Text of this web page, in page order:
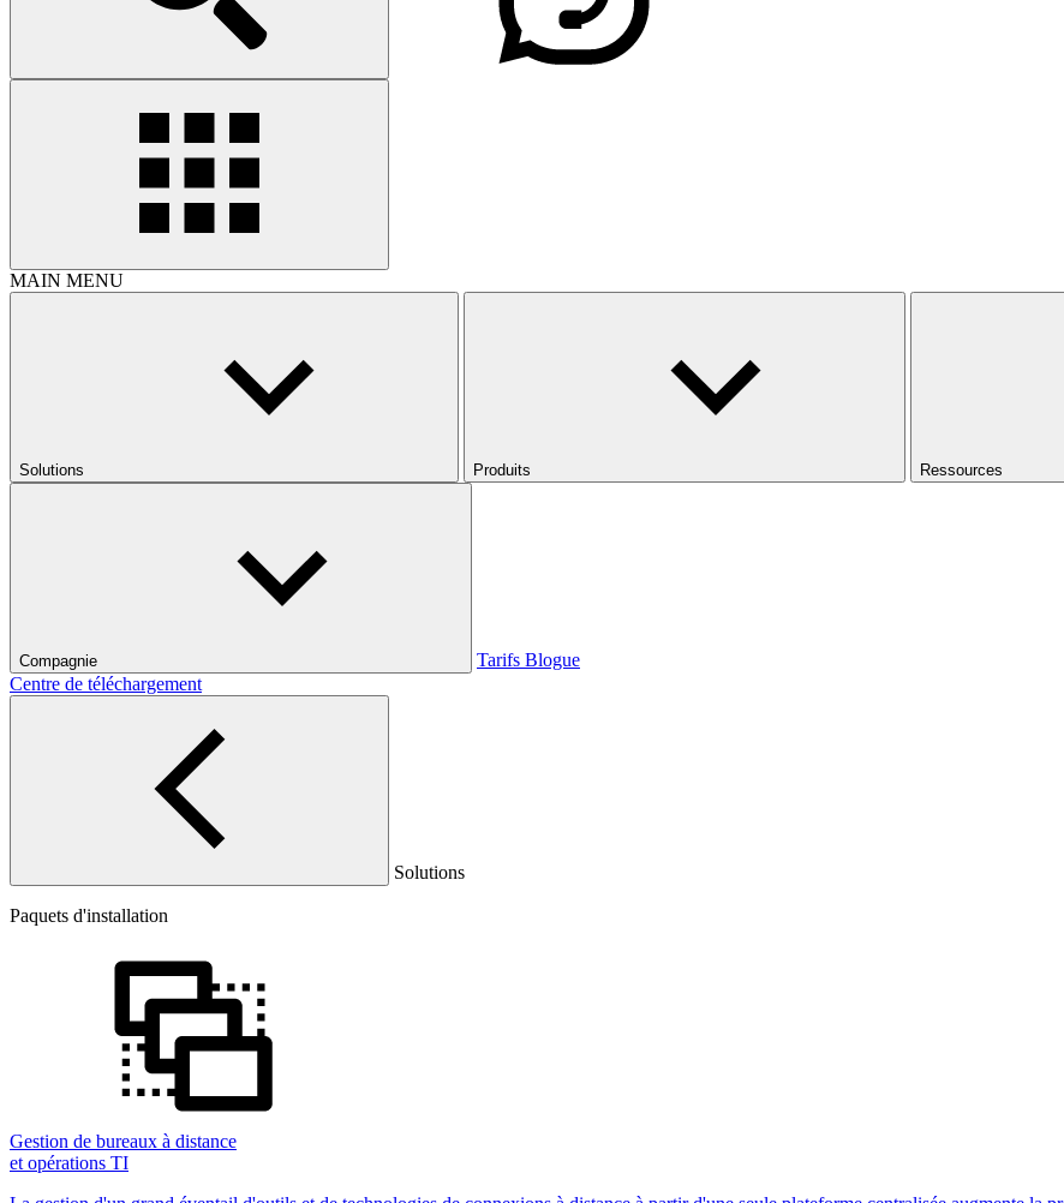
MAIN MENU
Solutions Produits Ressources
Compagnie Tarifs Blogue
Centre de téléchargement
Solutions
Paquets d'installation
Gestion de bureaux à distance
et opérations TI